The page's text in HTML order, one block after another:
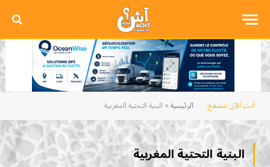
أنت الآن تتصفح: الرئيسية» البنية التحتية المغربية
البنية التحتية المغربية